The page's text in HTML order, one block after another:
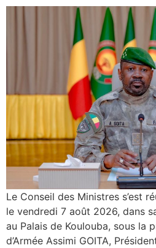
Le Conseil des Ministres s’est
le vendredi 7 août 2026, dans
au Palais de Koulouba, sous la
d’Armée Assimi GOITA,